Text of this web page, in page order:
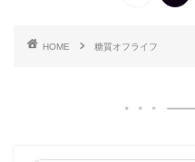
HOME 糖質オフライフ